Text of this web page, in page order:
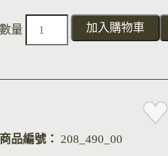
加入購物車
商品編號：208_490_00